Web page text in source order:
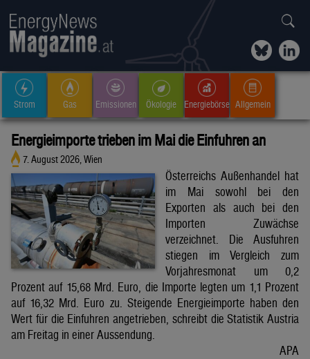
Strom Gas Emissionen Ökologie Energiebörse Allgemein
Energieimporte trieben im Mai die Einfuhren an
7. August 2026, Wien
Österreichs Außenhandel hat
im Mai sowohl bei den
Exporten als auch bei den
Importen Zuwächse
verzeichnet. Die Ausfuhren
stiegen im Vergleich zum
Vorjahresmonat um 0,2
Prozent auf 15,68 Mrd. Euro, die Importe legten um 1,1 Prozent
auf 16,32 Mrd. Euro zu. Steigende Energieimporte haben den
Wert für die Einfuhren angetrieben, schreibt die Statistik Austria
am Freitag in einer Aussendung.
APA